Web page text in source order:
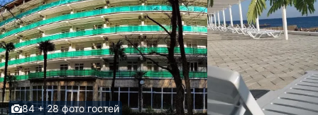
84 + 28 фото гостей